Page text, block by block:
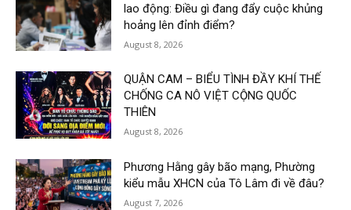
lao động: Điều gì đang đẩy cuộc khủng
hoảng lên đỉnh điểm?
August 8, 2026
QUẬN CAM – BIỂU TÌNH ĐẦY KHÍ THẾ
CHỐNG CA NÔ VIỆT CỘNG QUỐC
THIÊN
August 8, 2026
Phương Hằng gây bão mạng, Phường
kiểu mẫu XHCN của Tô Lâm đi về đâu?
August 7, 2026